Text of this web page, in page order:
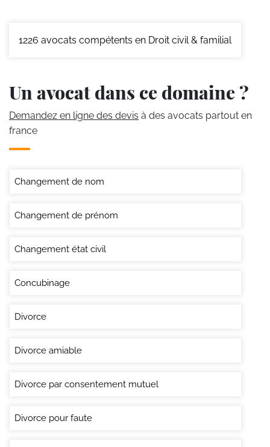
1226 avocats compétents en Droit civil & familial
Un avocat dans ce domaine ?
Demandez en ligne des devis à des avocats partout en
france
Changement de nom
Changement de prénom
Changement état civil
Concubinage
Divorce
Divorce amiable
Divorce par consentement mutuel
Divorce pour faute